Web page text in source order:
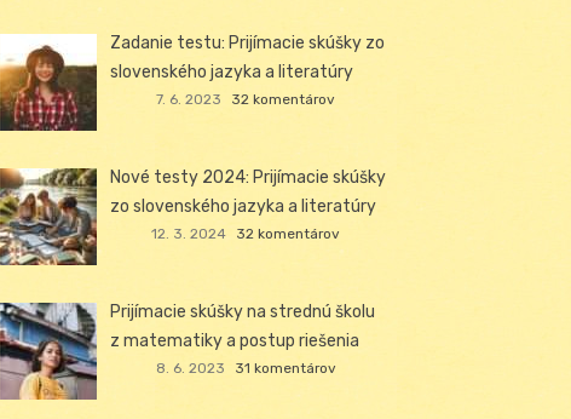
Zadanie testu: Prijímacie skúšky zo
slovenského jazyka a literatúry
7. 6. 2023 32 komentárov
Nové testy 2024: Prijímacie skúšky
zo slovenského jazyka a literatúry
12. 3. 2024 32 komentárov
Prijímacie skúšky na strednú školu
z matematiky a postup riešenia
8. 6. 2023 31 komentárov